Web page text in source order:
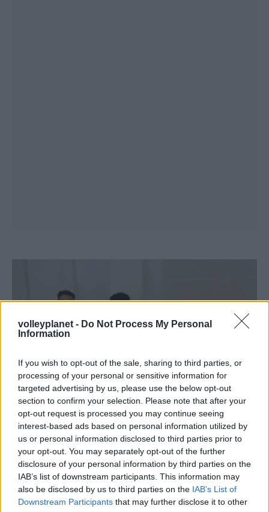
volleyplanet - Do Not Process My Personal
Information
If you wish to opt-out of the sale, sharing to third parties, or
processing of your personal or sensitive information for
targeted advertising by us, please use the below opt-out
section to confirm your selection. Please note that after your
opt-out request is processed you may continue seeing
interest-based ads based on personal information utilized by
us or personal information disclosed to third parties prior to
your opt-out. You may separately opt-out of the further
disclosure of your personal information by third parties on the
IAB’s list of downstream participants. This information may
also be disclosed by us to third parties on the IAB’s List of
Downstream Participants that may further disclose it to other
ΔΙΕΘΝΗ 22/09/2017
Σε… αγρόκτημα, αντί σε κελιά οι Κουβανοί
Τα δύσκολα τελειώνουν όπου να’ ναι για τους τέσσερις
διεθνείς Κουβανούς άσους, που έχουν καταδικασθεί στη
Φινλανδία για βιασμό, καθώς εν αναμονή της αποφυλάκισής